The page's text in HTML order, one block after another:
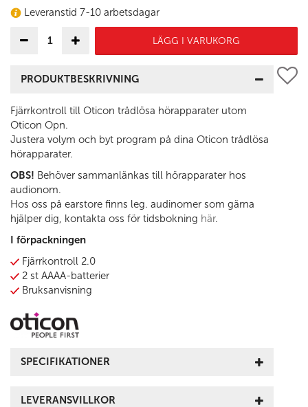
Leveranstid 7-10 arbetsdagar
LÄGG I VARUKORG
PRODUKTBESKRIVNING
Fjärrkontroll till Oticon trådlösa hörapparater utom
Oticon Opn.
Justera volym och byt program på dina Oticon trådlösa
hörapparater.
OBS! Behöver sammanlänkas till hörapparater hos
audionom.
Hos oss på earstore finns leg. audinomer som gärna
hjälper dig, kontakta oss för tidsbokning här.
I förpackningen
Fjärrkontroll 2.0
2 st AAAA-batterier
Bruksanvisning
SPECIFIKATIONER
LEVERANSVILLKOR